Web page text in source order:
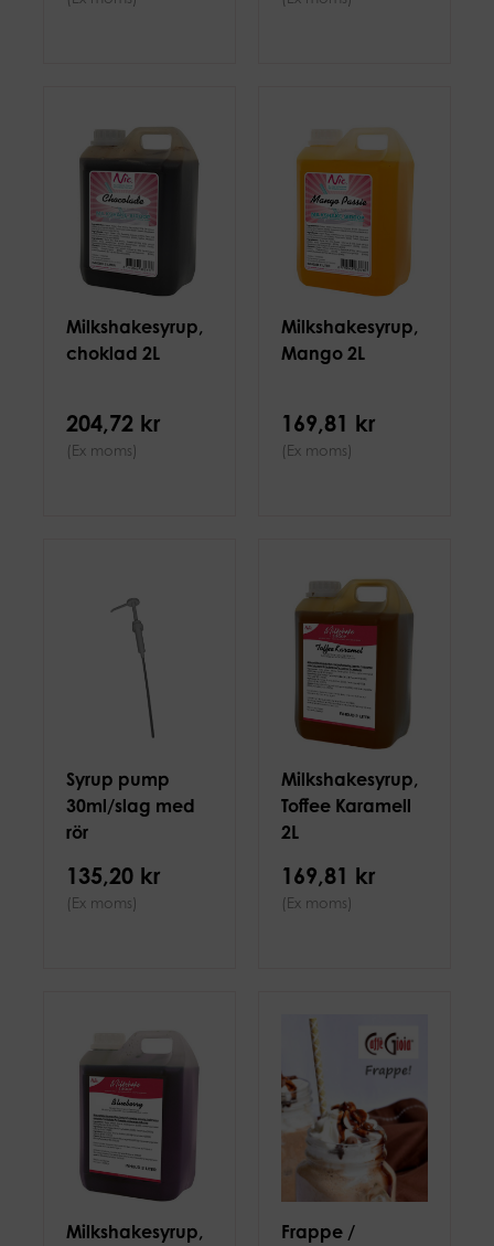
Milkshakesyrup,
choklad 2L
204,72 kr
(Ex moms)
Milkshakesyrup,
Mango 2L
169,81 kr
(Ex moms)
Syrup pump
30ml/slag med
rör
135,20 kr
(Ex moms)
Milkshakesyrup,
Toffee Karamell
2L
169,81 kr
(Ex moms)
Milkshakesyrup,
Frappe /